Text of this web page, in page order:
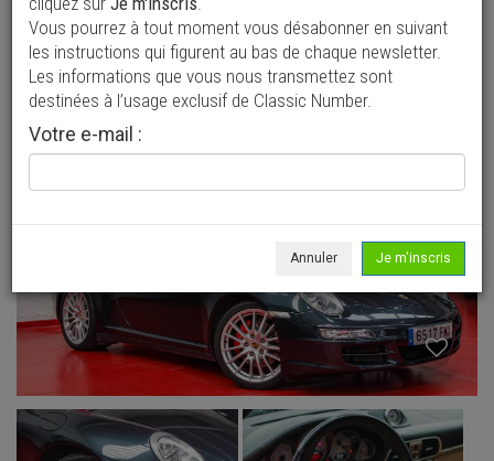
2007 Cabriolet / roadster 143 565 km
Vous pourrez à tout moment vous désabonner en suivant
les instructions qui figurent au bas de chaque newsletter.
Les informations que vous nous transmettez sont
destinées à l’usage exclusif de Classic Number.
Votre e-mail :
Annuler Je m'inscris